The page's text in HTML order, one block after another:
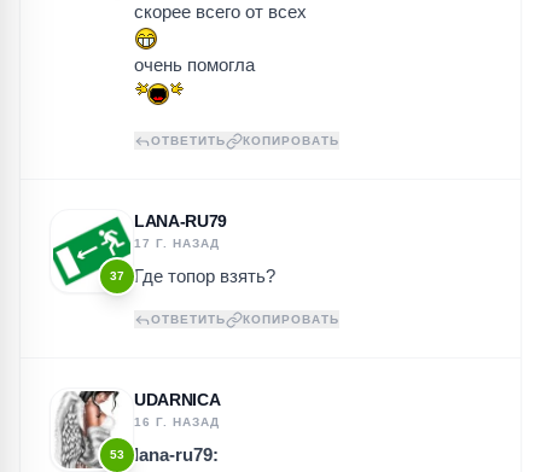
скорее всего от всех
очень помогла
ОТВЕТИТЬ КОПИРОВАТЬ
37
LANA-RU79
17 Г. НАЗАД
Где топор взять?
ОТВЕТИТЬ КОПИРОВАТЬ
53
UDARNICA
16 Г. НАЗАД
lana-ru79: